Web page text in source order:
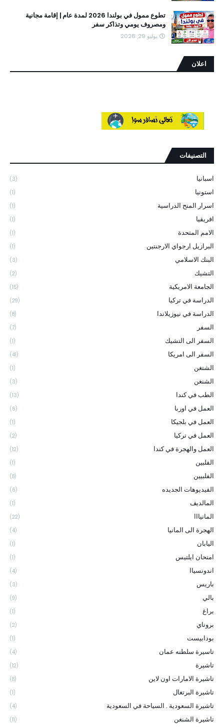
تطوع ممول في بولندا 2026 لمدة عام | إقامة مجانية
ومصروف يومي وتذاكر سفر
يوليو 29, 2026
اعلان
التصنيفات
اسبانيا (3)
استونيا (1)
اسرار المنح الدراسية (1)
افريقيا (1)
الامم المتحدة (1)
البرازيل ارجواي الارجنتين (1)
البنك الاسلامي (3)
التشيك (2)
الجامعة الامريكية (15)
الدراسة في تركيا (29)
الدراسة في نيوزيلاندا (8)
السفر (7)
السفر الى التشيك (1)
السفر الى امريكا (41)
الشتغن (1)
الشنغن (3)
الطب في كندا (13)
العمل في اوربا (6)
العمل في بلجيكا (1)
العمل في تركيا (2)
العمل والهجرة في كندا (12)
الفلبين (1)
الفلبيين (8)
الفيديوهات الجديده (6)
المالديف (1)
المانيااا (22)
الهجرة الى المانيا (4)
اليابان (1)
امتحان ايلتيس (1)
اندونسياا (4)
باريس (3)
بالي (9)
براغ (1)
بروناي (2)
بودابيست (1)
تاسيرة سلطنه عمان (4)
تاشيرة (12)
تاشيرة الامارات اون لاين (8)
تاشيرة البرتغال (1)
تاشيرة السعودية . السياحة في السعودية (4)
تاشيرة الشنغن (11)